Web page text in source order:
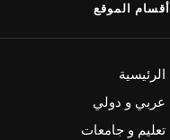
أقسام الموقع
الرئيسية
عربي و دولي
تعليم و جامعات